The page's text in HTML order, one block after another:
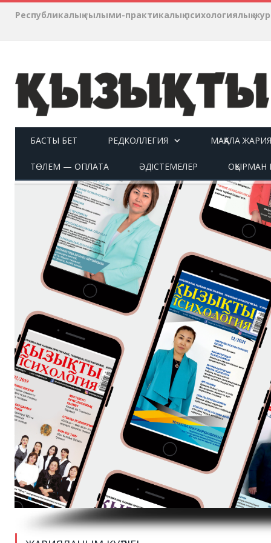
Республикалық ғылыми-практикалық психологиялық
БАСТЫ БЕТ РЕДКОЛЛЕГИЯ МАҚАЛА
ТӨЛЕМ — ОПЛАТА ӘДІСТЕМЕЛЕР ОҚЫРМАН